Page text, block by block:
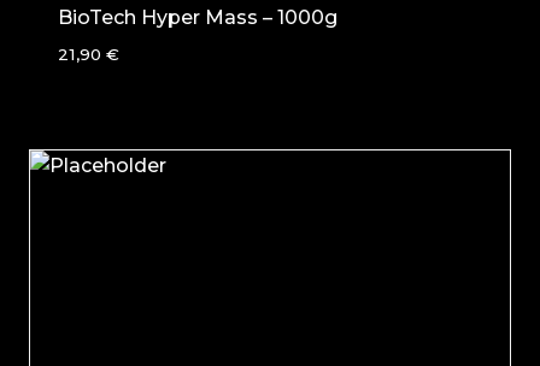
BioTech Hyper Mass – 1000g
21,90 €